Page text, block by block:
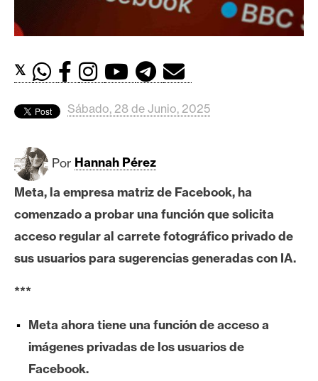
d
B
t
o
i
e
r
e
𝕏
Sábado, 28 de Junio, 2025
Por Hannah Pérez
Meta, la empresa matriz de Facebook, ha
comenzado a probar una función que solicita
acceso regular al carrete fotográfico privado de
sus usuarios para sugerencias generadas con IA.
***
Meta ahora tiene una función de acceso a
imágenes privadas de los usuarios de
Facebook.